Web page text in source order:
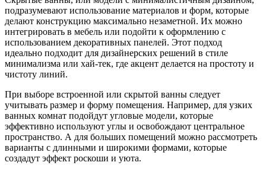
подразумевают использование материалов и форм, которые
делают конструкцию максимально незаметной. Их можно
интегрировать в мебель или подойти к оформлению с
использованием декоративных панелей. Этот подход
идеально подходит для дизайнерских решений в стиле
минимализма или хай-тек, где акцент делается на простоту и
чистоту линий.
При выборе встроенной или скрытой ванны следует
учитывать размер и форму помещения. Например, для узких
ванных комнат подойдут угловые модели, которые
эффективно используют углы и освобождают центральное
пространство. А для больших помещений можно рассмотреть
варианты с длинными и широкими формами, которые
создадут эффект роскоши и уюта.